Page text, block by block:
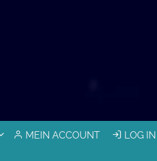
MEIN ACCOUNT LOG IN